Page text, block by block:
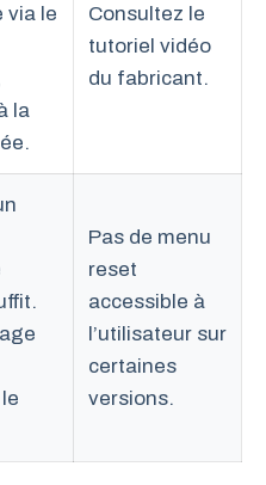
via le
la
Consultez le
tutoriel vidéo
du fabricant.
Pas de menu
reset
accessible à
l’utilisateur sur
certaines
versions.